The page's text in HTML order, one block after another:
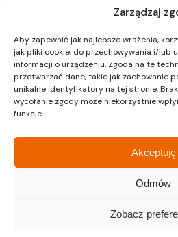
Zarządzaj
Aby zapewnić jak najlepsze wrażenia,
jak pliki cookie, do przechowywania i/lub
informacji o urządzeniu. Zgoda na te
przetwarzać dane, takie jak zachowanie
unikalne identyfikatory na tej stronie.
wycofanie zgody może niekorzystnie
funkcje.
Akceptuję
Odmów
Zobacz
« Poprzednie 1 … 34 35
Nieruchomości Kraków
Mieszkania na sprzedaż Kraków